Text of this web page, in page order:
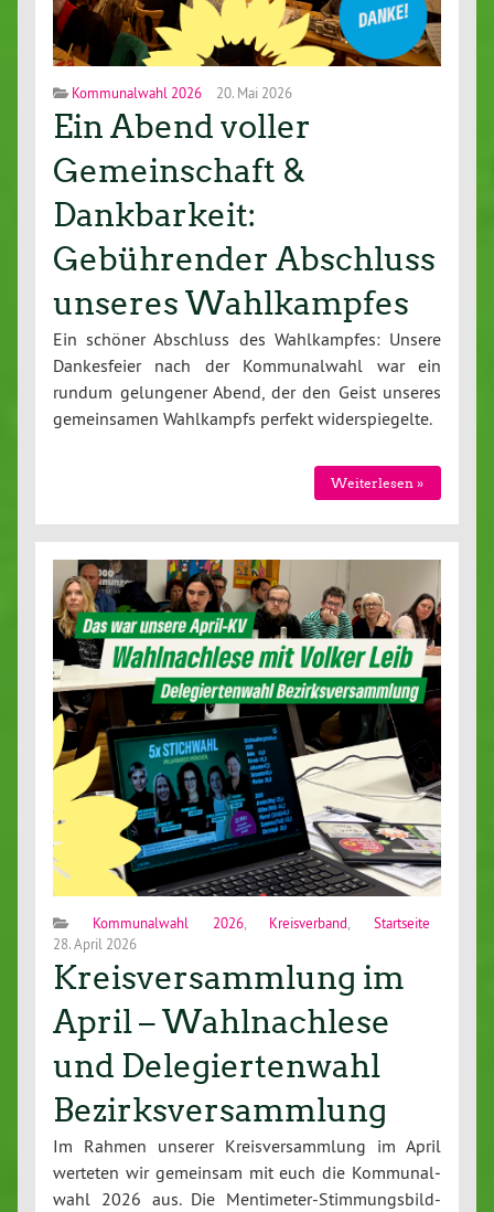
Kommunalwahl 2026 20. Mai 2026
Ein Abend voller
Gemeinschaft &
Dankbarkeit:
Gebührender Abschluss
unseres Wahlkampfes
Ein schöner Abschluss des Wahl­kamp­fes: Unsere
Dan­kes­fei­er nach der Kom­mu­nal­wahl war ein
rundum ge­lun­ge­ner Abend, der den Geist unseres
ge­mein­sa­men Wahl­kampfs perfekt wi­der­spie­gel­te.
Wei­ter­le­sen »
Kommunalwahl 2026, Kreisverband
Startseite
28. April 2026
Kreisversammlung im
April – Wahlnachlese
und Delegiertenwahl
Bezirksversammlung
Im Rahmen unserer Kreis­ver­samm­lung im April
werteten wir gemeinsam mit euch die Kom­mu­nal­
wahl 2026 aus. Die Men­ti­me­ter-Stim­mungs­bild-